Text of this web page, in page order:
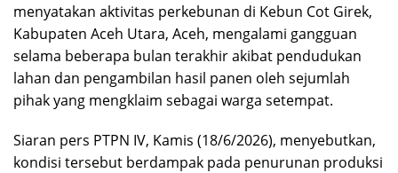
menyatakan aktivitas perkebunan di Kebun Cot Girek,
Kabupaten Aceh Utara, Aceh, mengalami gangguan
selama beberapa bulan terakhir akibat pendudukan
lahan dan pengambilan hasil panen oleh sejumlah
pihak yang mengklaim sebagai warga setempat.
Siaran pers PTPN IV, Kamis (18/6/2026), menyebutkan,
kondisi tersebut berdampak pada penurunan produksi